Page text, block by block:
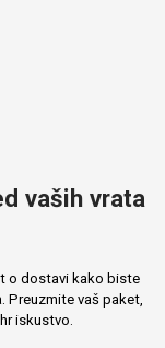
vaših vrata
o dostavi kako biste
Preuzmite vaš paket,
iskustvo.